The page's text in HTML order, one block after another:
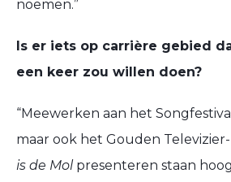
noemen.”
Is er iets op carrière gebied
een keer zou willen doen?
“Meewerken aan het
maar ook het Gouden
is de Mol presenteren staan